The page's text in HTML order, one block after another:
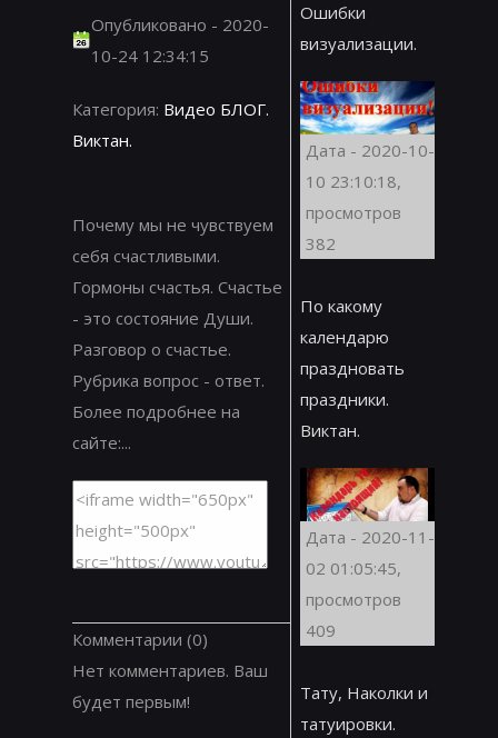
Опубликовано - 2020-
10-24 12:34:15
Категория: Видео БЛОГ.
Виктан.
Почему мы не чувствуем
себя счастливыми.
Гормоны счастья. Счастье
- это состояние Души.
Разговор о счастье.
Рубрика вопрос - ответ.
Более подробнее на
сайте:...
Комментарии (0)
Нет комментариев. Ваш
будет первым!
Ошибки
визуализации.
Дата - 2020-10-
10 23:10:18,
просмотров
382
По какому
календарю
праздновать
праздники.
Виктан.
Дата - 2020-11-
02 01:05:45,
просмотров
409
Тату, Наколки и
татуировки.